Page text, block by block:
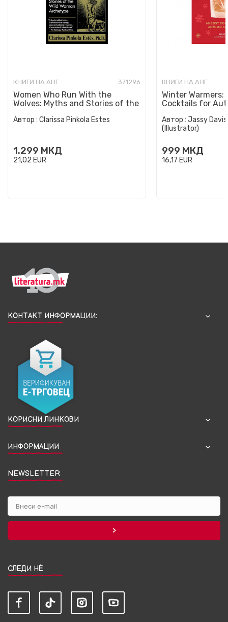
КНИГИ НА АНГЛИСКИ ЈАЗИК 371296
Women Who Run With the
Wolves: Myths and Stories of the
Автор : Clarissa Pinkola Estes
1.299 МКД
21,02 EUR
КНИГИ НА АНГЛИСКИ ЈАЗИК
Winter Warmers:
Cocktails for
Автор : Jassy
(Illustrator)
999 МКД
16,17 EUR
КОНТАКТ ИНФОРМАЦИИ:
КОРИСНИ ЛИНКОВИ
ИНФОРМАЦИИ
NEWSLETTER
СЛЕДИ НЀ